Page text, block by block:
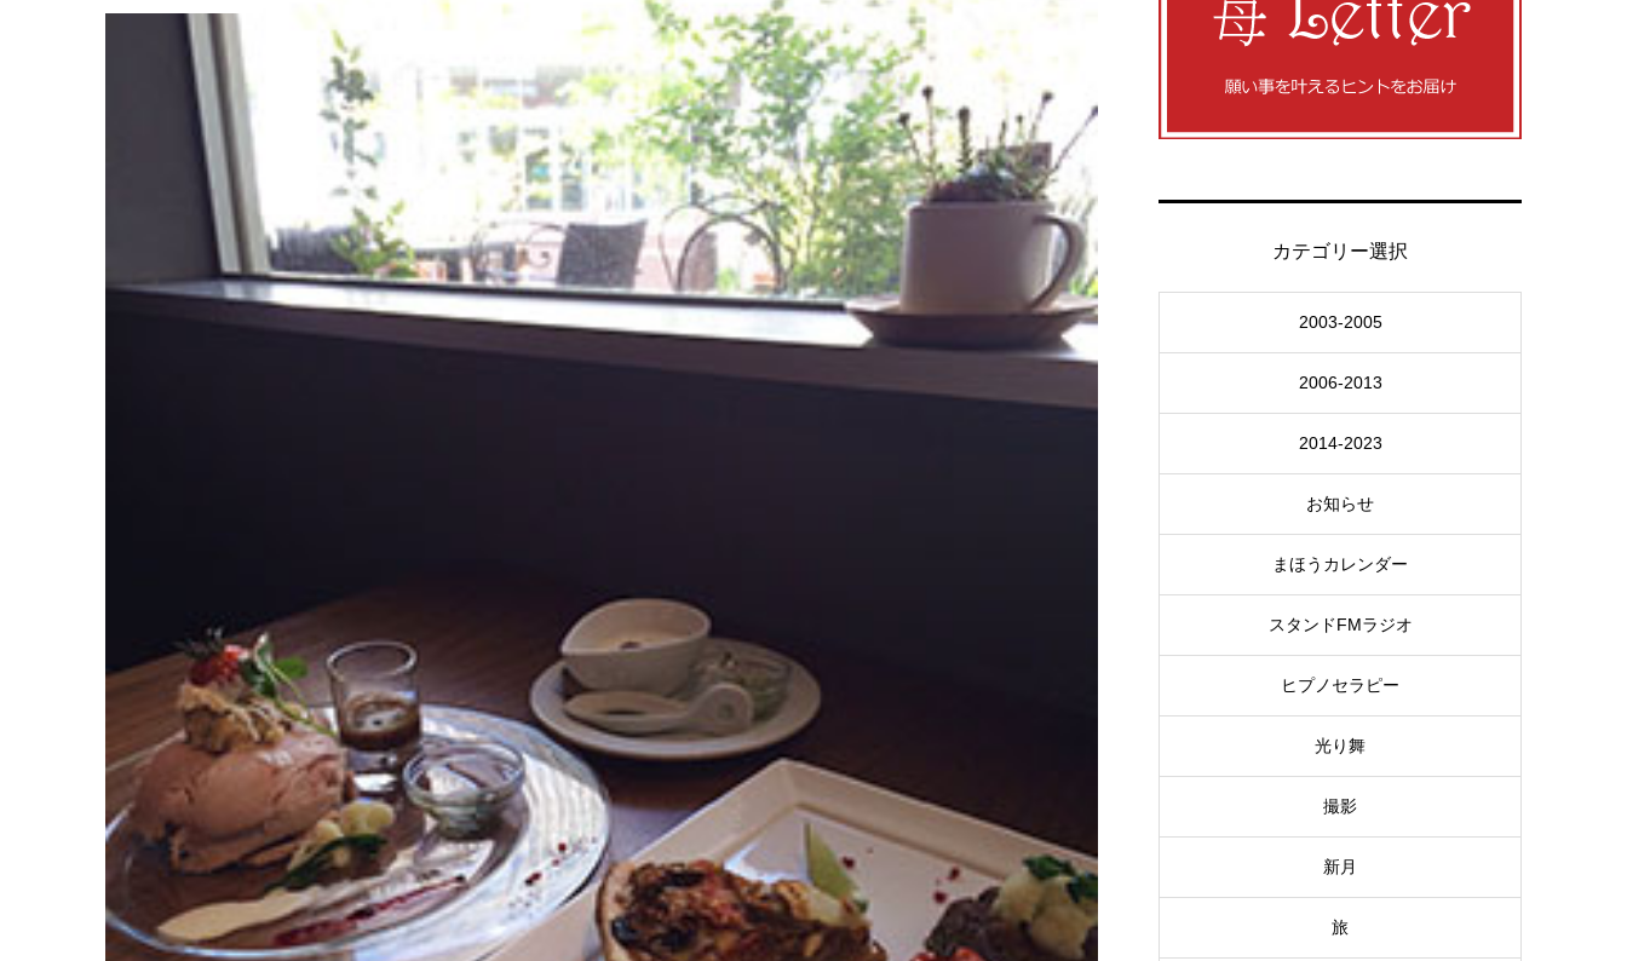
カテゴリー選択
2003-2005
2006-2013
2014-2023
お知らせ
まほうカレンダー
スタンドFMラジオ
ヒプノセラピー
光り舞
撮影
新月
旅